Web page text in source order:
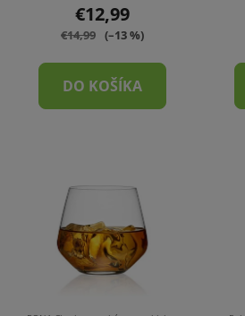
€12,99
€14,99 (–13 %)
DO KOŠÍKA